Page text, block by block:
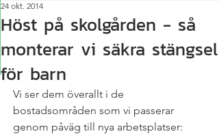
Höst på skolgården - så
monterar vi säkra stängsel
för barn
24 okt. 2014
Vi ser dem överallt i de
bostadsområden som vi passerar
genom påväg till nya arbetsplatser: